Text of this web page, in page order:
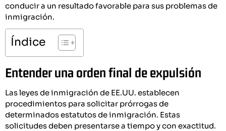
conducir a un resultado favorable para sus problemas de
inmigración.
Índice
Entender una orden final de expulsión
Las leyes de inmigración de EE.UU. establecen
procedimientos para solicitar prórrogas de
determinados estatutos de inmigración. Estas
solicitudes deben presentarse a tiempo y con exactitud.